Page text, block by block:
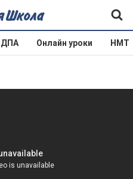
ДПА Онлайн уроки НМТ